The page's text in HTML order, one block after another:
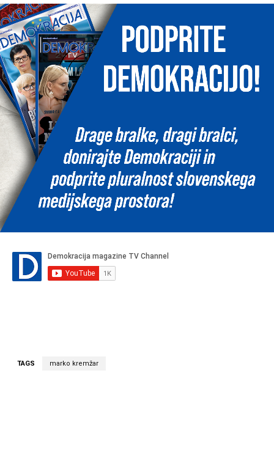
TAGS marko kremžar